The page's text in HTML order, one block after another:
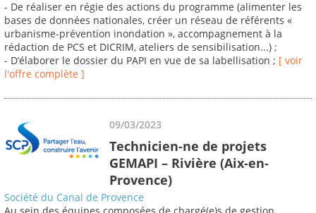
- De réaliser en régie des actions du programme (alimenter les
bases de données nationales, créer un réseau de référents «
urbanisme-prévention inondation », accompagnement à la
rédaction de PCS et DICRIM, ateliers de sensibilisation...) ;
- D’élaborer le dossier du PAPI en vue de sa labellisation ; [ voir
l'offre complète ]
09/03/2023
Technicien-ne de projets
GEMAPI – Rivière (Aix-en-
Provence)
Société du Canal de Provence